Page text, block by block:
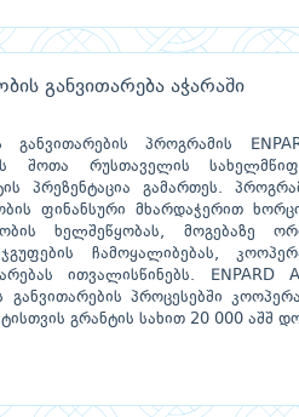
განვითარება აჭარაში
განვითარების პროგრამის
შოთა რუსთაველის
პრეზენტაცია გამართეს.
ფინანსური მხარდაჭერით
ხელშეწყობას, მოგებაზე
ჯგუფების ჩამოყალიბებას,
ითვალისწინებს. ENPARD
პროცესებში
გრანტის სახით 20 000